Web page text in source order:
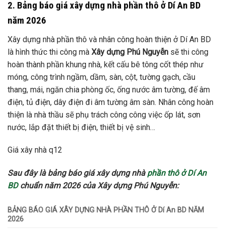
2. Bảng báo giá xây dựng nhà phần thô ở Dí An BD
năm 2026
Xây dựng nhà phần thô và nhân công hoàn thiện ở Dí An BD
là hình thức thi công mà Xây dựng Phú Nguyễn sẽ thi công
hoàn thành phần khung nhà, kết cấu bê tông cốt thép như
móng, công trình ngầm, dầm, sàn, cột, tường gạch, cầu
thang, mái, ngăn chia phòng ốc, ống nước âm tường, đế âm
điện, tủ điện, dây điện đi âm tường âm sàn. Nhân công hoàn
thiện là nhà thầu sẽ phụ trách công công việc ốp lát, sơn
nước, lắp đặt thiết bị điện, thiết bị vệ sinh…
Giá xây nhà q12
Sau đây là bảng báo giá xây dựng nhà phần thô ở Dí An
BDchuẩn năm 2026 của Xây dựng Phú Nguyễn:
BẢNG BÁO GIÁ XÂY DỰNG NHÀ PHẦN THÔ Ở Dí An BD NĂM
2026